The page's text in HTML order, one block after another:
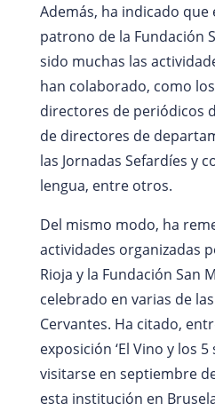
Además, ha indicado que
patrono de la Fundación
sido muchas las
han colaborado, como
directores de periódicos
de directores de
las Jornadas Sefardíes y
lengua, entre otros.
Del mismo modo, ha
actividades organizadas
Rioja y la Fundación San
celebrado en varias de
Cervantes. Ha citado,
exposición ‘El Vino y los
visitarse en septiembre
esta institución en